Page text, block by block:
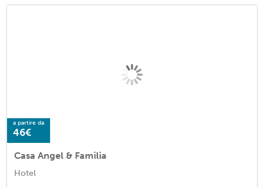
a partire da
46€
Casa Angel & Familia
Hotel